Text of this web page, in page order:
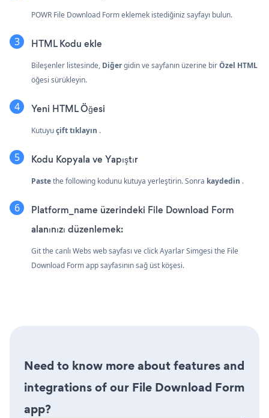
POWR File Download Form eklemek istediğiniz sayfayı bulun.
HTML Kodu ekle
Bileşenler listesinde, Diğergidin ve sayfanın üzerine birÖzel HTML
öğesi sürükleyin.
Yeni HTML Öğesi
Kutuyuçift tıklayın .
Kodu Kopyala ve Yapıştır
Pastethe following kodunu kutuya yerleştirin. Sonra kaydedin .
Platform_name üzerindeki File Download Form
alanınızı düzenlemek:
Git the canlı Webs web sayfası ve click Ayarlar Simgesi the File
Download Form app sayfasının sağ üst köşesi.
Need to know more about features and
integrations of our File Download Form
app?